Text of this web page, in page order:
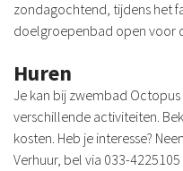
zondagochtend, tijdens het
doelgroepenbad open voor
Huren
Je kan bij zwembad
verschillende activiteiten.
kosten. Heb je interesse?
Verhuur, bel via 033-